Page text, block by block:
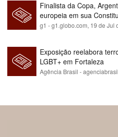
Finalista da Copa,
europeia em sua
para maioria branca
g1 - g1.globo.com, 19 de Jul
Exposição reelabora
LGBT+ em Fortaleza
Agência Brasil -